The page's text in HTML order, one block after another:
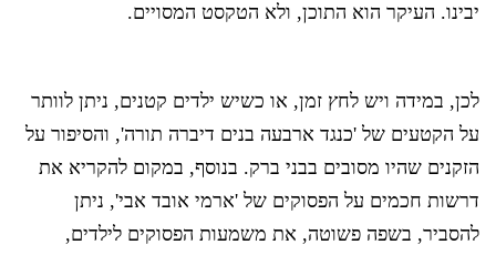
יבינו. העיקר הוא התוכן, ולא הטקסט המסויים.
לכן, במידה ויש לחץ זמן, או כשיש ילדים קטנים, ניתן לוותר
על הקטעים של 'כנגד ארבעה בנים דיברה תורה', והסיפור על
הזקנים שהיו מסובים בבני ברק. בנוסף, במקום להקריא את
דרשות חכמים על הפסוקים של 'ארמי אובד אבי', ניתן
להסביר, בשפה פשוטה, את משמעות הפסוקים לילדים,